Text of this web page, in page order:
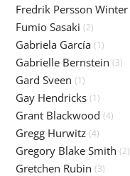
Fredrik Persson Winter
Fumio Sasaki (2)
Gabriela García (1)
Gabrielle Bernstein (3)
Gard Sveen (1)
Gay Hendricks (1)
Grant Blackwood (4)
Gregg Hurwitz (4)
Gregory Blake Smith (2)
Gretchen Rubin (3)